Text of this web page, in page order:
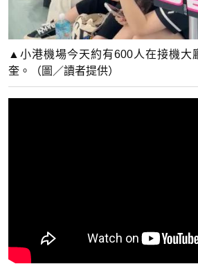
▲小港機場今天約有600人在接機大
奎。（圖／讀者提供）